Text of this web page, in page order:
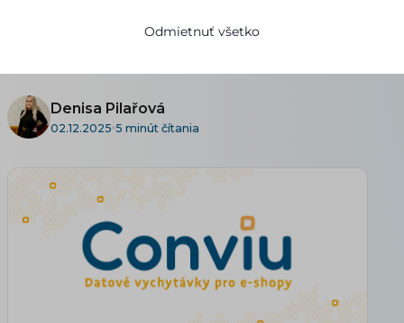
Denisa Pilařová
02.12.2025 5 minút čítania
Odmietnuť všetko